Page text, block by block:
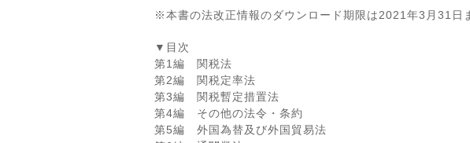
※本書の法改正情報のダウンロード期限は2021年3月31日
▼目次
第1編 関税法
第2編 関税定率法
第3編 関税暫定措置法
第4編 その他の法令・条約
第5編 外国為替及び外国貿易法